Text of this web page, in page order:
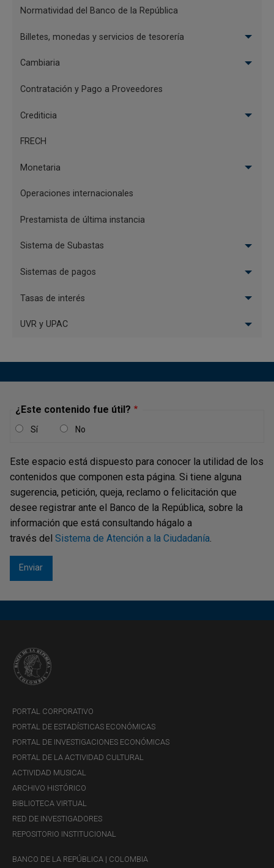
Normatividad del Banco de la República
Billetes, monedas y servicios de tesorería
Cambiaria
Contratación y Pago a Proveedores
Crediticia
FRECH
Monetaria
Operaciones internacionales
Prestamista de última instancia
Sistema de Subastas
Sistemas de pagos
Tasas de interés
UVR y UPAC
¿Este contenido fue útil?
Sí No
Este espacio está dispuesto para conocer la utilidad de los
contenidos que componen esta página. Si tiene alguna
sugerencia, petición, queja, reclamo o felicitación que
desee registrar ante el Banco de la República, sobre la
información que está consultando hágalo a
través del Sistema de Atención a la Ciudadanía.
PORTAL CORPORATIVO
PORTAL DE ESTADÍSTICAS ECONÓMICAS
PORTAL DE INVESTIGACIONES ECONÓMICAS
PORTAL DE LA ACTIVIDAD CULTURAL
ACTIVIDAD MUSICAL
ARCHIVO HISTÓRICO
BIBLIOTECA VIRTUAL
RED DE INVESTIGADORES
REPOSITORIO INSTITUCIONAL
BANCO DE LA REPÚBLICA | COLOMBIA